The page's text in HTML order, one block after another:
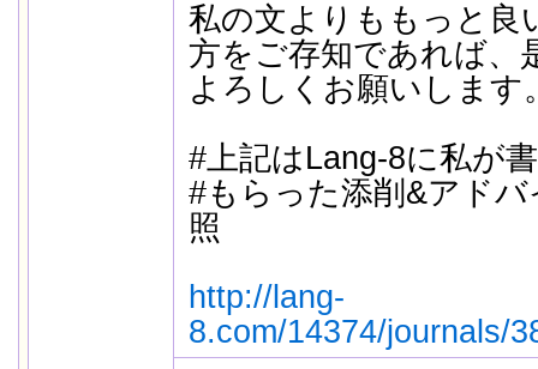
私の文よりももっと良
方をご存知であれば、
よろしくお願いします
#上記はLang-8に私が
#もらった添削&アド
照
http://lang-
8.com/14374/journals/